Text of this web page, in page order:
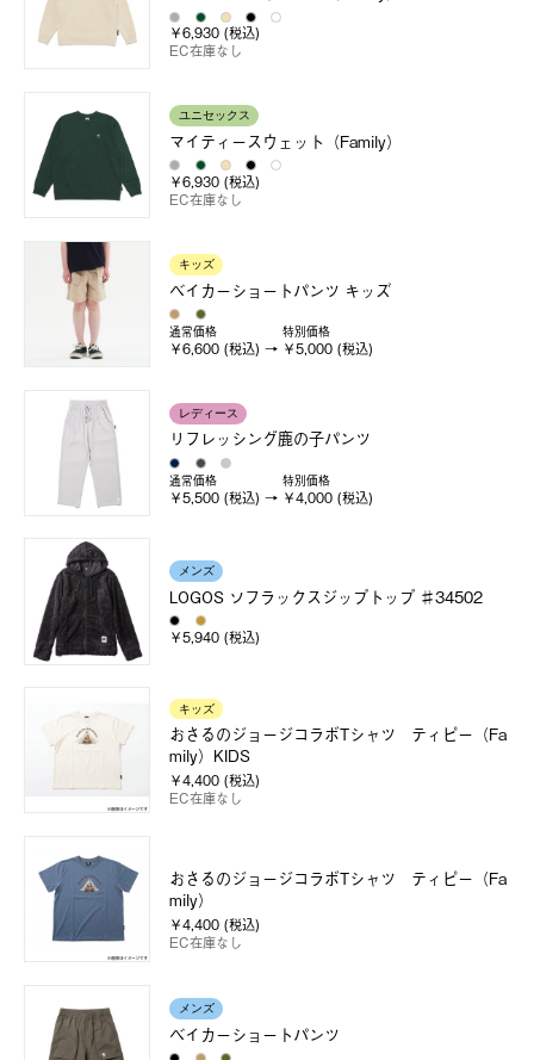
￥6,930 (税込)
EC在庫なし
ユニセックス
マイティースウェット（Family）
￥6,930 (税込)
EC在庫なし
キッズ
ベイカーショートパンツ キッズ
通常価格
￥6,600 (税込)
特別価格
￥5,000 (税込)
レディース
リフレッシング鹿の子パンツ
通常価格
￥5,500 (税込)
特別価格
￥4,000 (税込)
メンズ
LOGOS ソフラックスジップトップ ♯34502
￥5,940 (税込)
キッズ
おさるのジョージコラボTシャツ ティピー（Fa
mily）KIDS
￥4,400 (税込)
EC在庫なし
おさるのジョージコラボTシャツ ティピー（Fa
mily）
￥4,400 (税込)
EC在庫なし
メンズ
ベイカーショートパンツ